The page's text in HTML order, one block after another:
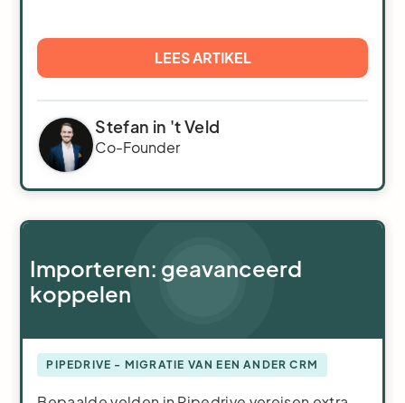
LEES ARTIKEL
Stefan in 't Veld
Co-Founder
Importeren: geavanceerd
koppelen
PIPEDRIVE - MIGRATIE VAN EEN ANDER CRM